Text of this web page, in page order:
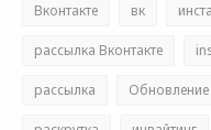
Вконтакте вк
рассылка Вконтакте
рассылка Обновление